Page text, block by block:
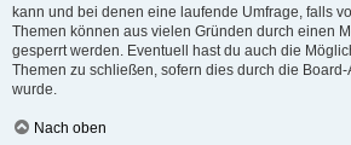
kann und bei denen eine laufende Umfrage, falls
Themen können aus vielen Gründen durch einen
gesperrt werden. Eventuell hast du auch die
Themen zu schließen, sofern dies durch die
wurde.
Nach oben